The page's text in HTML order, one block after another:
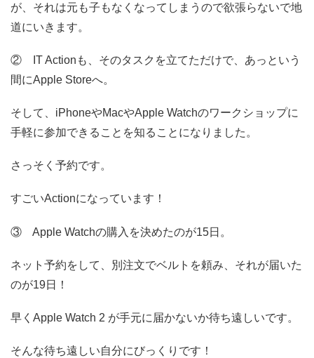
が、それは元も子もなくなってしまうので欲張らないで地
道にいきます。
② IT Actionも、そのタスクを立てただけで、あっという
間にApple Storeへ。
そして、iPhoneやMacやApple Watchのワークショップに
手軽に参加できることを知ることになりました。
さっそく予約です。
すごいActionになっています！
③ Apple Watchの購入を決めたのが15日。
ネット予約をして、別注文でベルトを頼み、それが届いた
のが19日！
早くApple Watch 2 が手元に届かないか待ち遠しいです。
そんな待ち遠しい自分にびっくりです！